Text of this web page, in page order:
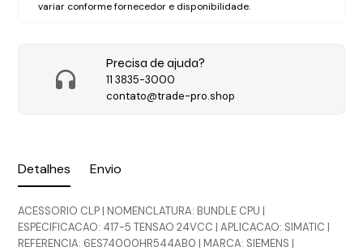
Detalhes Envio
ACESSORIO CLP | NOMENCLATURA: BUNDLE CPU |
ESPECIFICACAO: 417-5 TENSAO 24VCC | APLICACAO: SIMATIC |
REFERENCIA: 6ES74000HR544AB0 | MARCA: SIEMENS |
variar conforme fornecedor e disponibilidade.
Precisa de ajuda?
11 3835-3000
contato@trade-pro.shop